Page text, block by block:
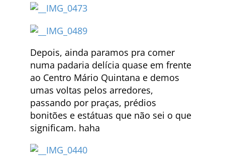
Depois, ainda paramos pra comer
numa padaria delícia quase em frente
ao Centro Mário Quintana e demos
umas voltas pelos arredores,
passando por praças, prédios
bonitões e estátuas que não sei o que
significam. haha